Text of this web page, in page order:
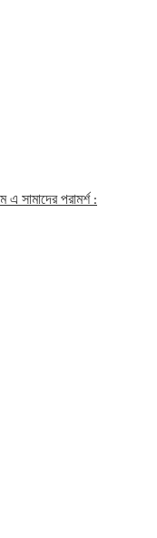
সামাদের পরামর্শ :